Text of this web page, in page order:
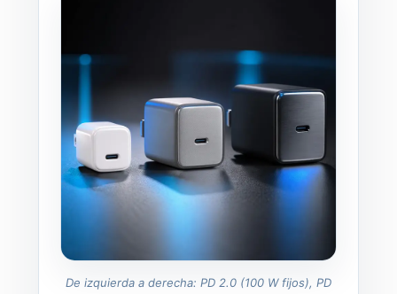
De izquierda a derecha: PD 2.0 (100 W fijos), PD